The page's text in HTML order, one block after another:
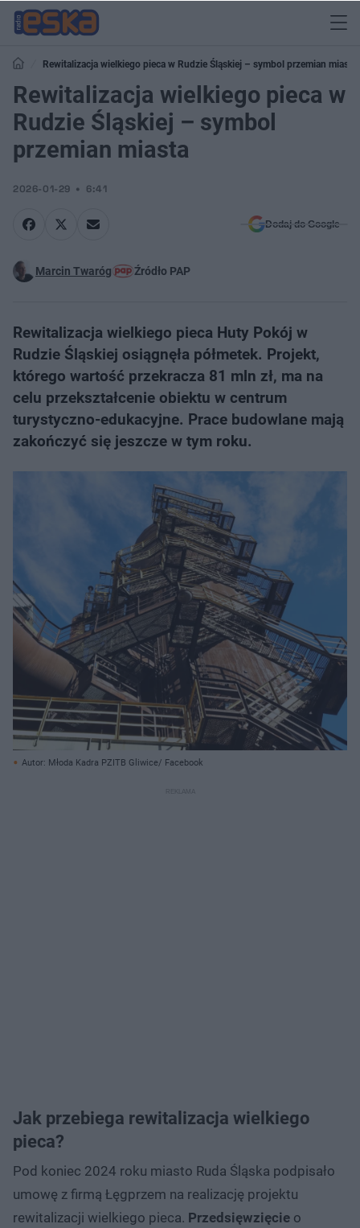
Rewitalizacja wielkiego pieca w Rudzie Śląskiej – symbol przemian miasta
Rewitalizacja wielkiego pieca w
Rudzie Śląskiej – symbol
przemian miasta
2026-01-29 6:41
Dodaj do Google
Marcin Twaróg Źródło PAP
Rewitalizacja wielkiego pieca Huty Pokój w
Rudzie Śląskiej osiągnęła półmetek. Projekt,
którego wartość przekracza 81 mln zł, ma na
celu przekształcenie obiektu w centrum
turystyczno-edukacyjne. Prace budowlane mają
zakończyć się jeszcze w tym roku.
Autor: Młoda Kadra PZITB Gliwice/ Facebook
Jak przebiega rewitalizacja wielkiego
pieca?
Pod koniec 2024 roku miasto Ruda Śląska podpisało
umowę z firmą Łęgprzem na realizację projektu
rewitalizacji wielkiego pieca. Przedsięwzięcie o